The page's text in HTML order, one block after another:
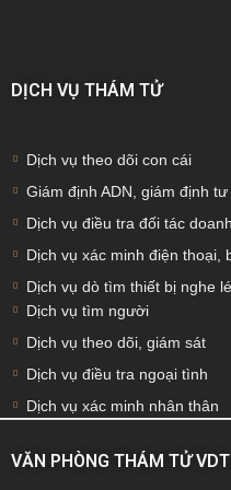
DỊCH VỤ THÁM TỬ
Dịch vụ theo dõi con cái
Giám định ADN, giám định
Dịch vụ điều tra đối tác
Dịch vụ xác minh điện thoại,
Dịch vụ dò tìm thiết bị nghe
Dịch vụ tìm người
Dịch vụ theo dõi, giám sát
Dịch vụ điều tra ngoại tình
Dịch vụ xác minh nhân thân
VĂN PHÒNG THÁM TỬ